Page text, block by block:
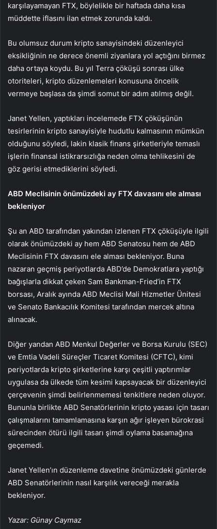
karşılayamayan FTX, böylelikle bir haftada daha kısa
müddette iflasını ilan etmek zorunda kaldı.
Bu olumsuz durum kripto sanayisindeki düzenleyici
eksikliğinin ne derece önemli ziyanlara yol açtığını birmez
daha ortaya koydu. Bu yıl Terra çöküşü sonrası ülke
otoriteleri, kripto düzenlemeleri konusuna öncelik
vermeye başlasa da şimdi somut bir adım atılmış değil.
Janet Yellen, yaptıkları incelemede FTX çöküşünün
tesirlerinin kripto sanayisiyle hudutlu kalmasının mümkün
olduğunu söyledi, lakin klasik finans şirketleriyle temaslı
işlerin finansal istikrarsızlığa neden olma tehlikesini de
göz gerisi etmediklerini söyledi.
ABD Meclisinin önümüzdeki ay FTX davasını ele alması
bekleniyor
Şu an ABD tarafından yakından izlenen FTX çöküşüyle ilgili
olarak önümüzdeki ay hem ABD Senatosu hem de ABD
Meclisinin FTX davasını ele alması bekleniyor. Buna
nazaran geçmiş periyotlarda ABD’de Demokratlara yaptığı
bağışlarla dikkat çeken Sam Bankman-Fried’in FTX
borsası, Aralık ayında ABD Meclisi Mali Hizmetler Ünitesi
ve Senato Bankacılık Komitesi tarafından mercek altına
alınacak.
Diğer yandan ABD Menkul Değerler ve Borsa Kurulu (SEC)
ve Emtia Vadeli Süreçler Ticaret Komitesi (CFTC), kimi
periyotlarda kripto şirketlerine karşı çeşitli yaptırımlar
uygulasa da ülkede tüm kesimi kapsayacak bir düzenleyici
çerçevenin şimdi belirlenmemesi tenkitlere neden oluyor.
Bununla birlikte ABD Senatörlerinin kripto yasası için tasarı
çalışmalarını tamamlamasına karşın ağır işleyen bürokrasi
sürecinden ötürü ilgili tasarı şimdi oylama basamağına
geçemedi.
Janet Yellen’ın düzenleme davetine önümüzdeki günlerde
ABD Senatörlerinin nasıl karşılık vereceği merakla
bekleniyor.
Yazar: Günay Caymaz